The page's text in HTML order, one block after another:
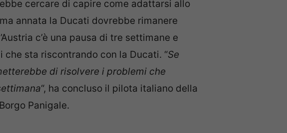
cercare di capire come adattarsi allo
annata la Ducati dovrebbe rimanere
c’è una pausa di tre settimane e
sta riscontrando con la Ducati. “Se
di risolvere i problemi che
“, ha concluso il pilota italiano della
Panigale.